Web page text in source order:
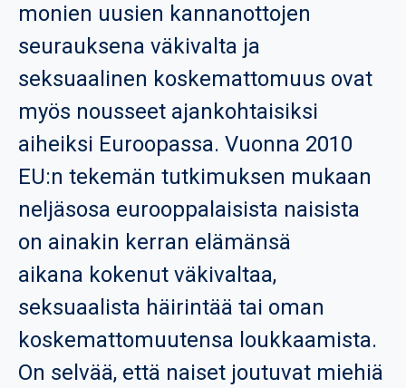
monien uusien kannanottojen
seurauksena väkivalta ja
seksuaalinen koskemattomuus ovat
myös nousseet ajankohtaisiksi
aiheiksi Euroopassa. Vuonna 2010
EU:n tekemän tutkimuksen mukaan
neljäsosa eurooppalaisista naisista
on ainakin kerran elämänsä
aikana kokenut väkivaltaa,
seksuaalista häirintää tai oman
koskemattomuutensa loukkaamista.
On selvää, että naiset joutuvat miehiä